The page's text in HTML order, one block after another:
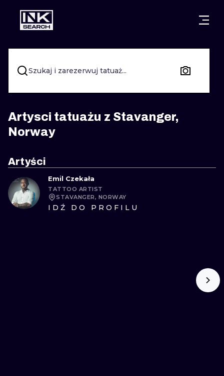
MIASTA GDAŃSK
WARSZAWA POZNAŃ
KRAKÓW KATOWICE
WROCŁAW ŁÓDŹ
PRAGA
STYLE
KALIGRAFIA
NEW
TRIBAL
Szukaj i zarezerwuj tatuaż...
Artysci tatuażu z Stavanger,
Norway
Artyści
Emil Czekała
TATTOO ARTIST
STAVANGER, NORWAY
IDŹ DO PROFILU